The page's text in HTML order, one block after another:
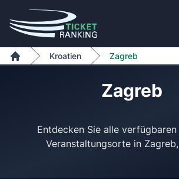
Zum Inhalt springen
Home
Kroatien Zagreb
Zagreb
Entdecken Sie alle verfügbaren